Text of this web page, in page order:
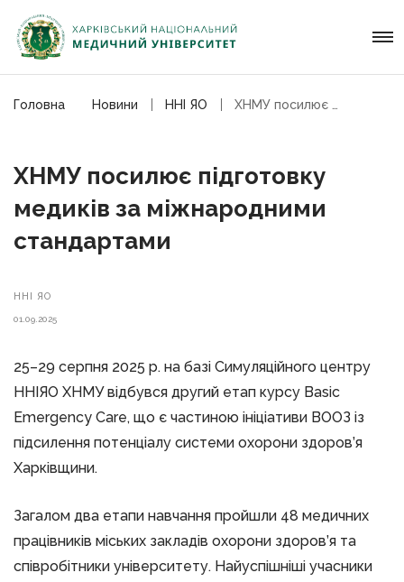
Головна Новини ННІ ЯО
ХНМУ посилює підготовку
медиків за міжнародними
стандартами
ННІ ЯО
01.09.2025
25–29 серпня 2025 р. на базі Симуляційного центру
ННІЯО ХНМУ відбувся другий етап курсу Basic
Emergency Care, що є частиною ініціативи ВООЗ із
підсилення потенціалу системи охорони здоров’я
Харківщини.
Загалом два етапи навчання пройшли 48 медичних
працівників міських закладів охорони здоров’я та
співробітники університету. Найуспішніші учасники